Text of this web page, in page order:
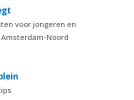
voor jongeren en
Noord